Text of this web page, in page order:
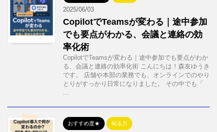
2025/06/03
CopilotでTeamsが変わる｜途中参加
でも要点がわかる、会議と連絡の効
率化術
CopilotでTeamsが変わる｜途中参加でも要点がわか
る、会議と連絡の効率化術 こんにちは！森友ゆうき
です。 店舗や本部の業務でも、オンラインでのやり
とりがすっかり日常になりました。 その中でも「
...
おすすめ度★ 知る力